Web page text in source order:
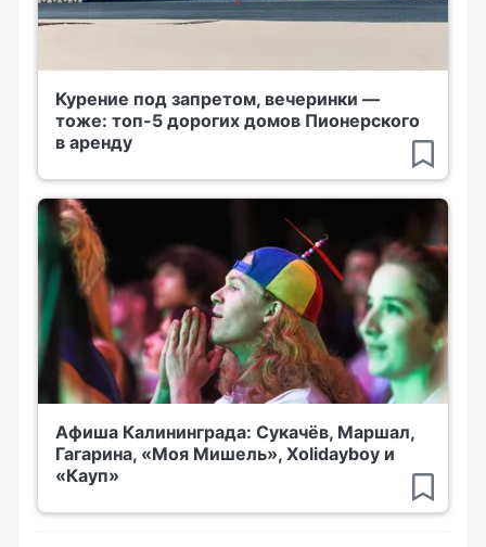
Курение под запретом, вечеринки —
тоже: топ-5 дорогих домов Пионерского
в аренду
Афиша Калининграда: Сукачёв, Маршал,
Гагарина, «Моя Мишель», Xolidayboy и
«Кауп»